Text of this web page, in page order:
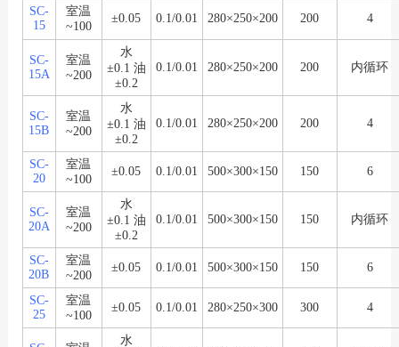
SC-
15
室温
~100
±0.05 0.1/0.01 280×250×200 200 4
SC-
15A
室温
~200
水
±0.1 油
±0.2
0.1/0.01 280×250×200 200 内循环
SC-
15B
室温
~200
水
±0.1 油
±0.2
0.1/0.01 280×250×200 200 4
SC-
20
室温
~100
±0.05 0.1/0.01 500×300×150 150 6
SC-
20A
室温
~200
水
±0.1 油
±0.2
0.1/0.01 500×300×150 150 内循环
SC-
20B
室温
~200
±0.05 0.1/0.01 500×300×150 150 6
SC-
25
室温
~100
±0.05 0.1/0.01 280×250×300 300 4
水